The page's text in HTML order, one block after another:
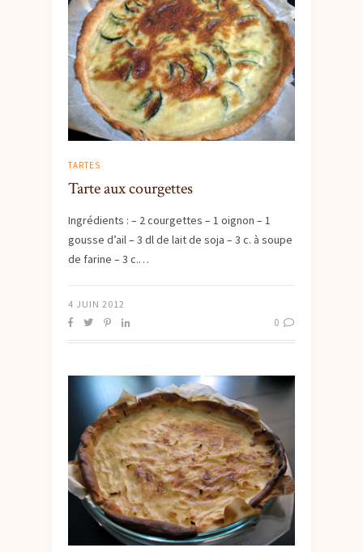
TARTES
Tarte aux courgettes
Ingrédients : – 2 courgettes – 1 oignon – 1
gousse d’ail – 3 dl de lait de soja – 3 c. à soupe
de farine – 3 c.…
4 JUIN 2012
0